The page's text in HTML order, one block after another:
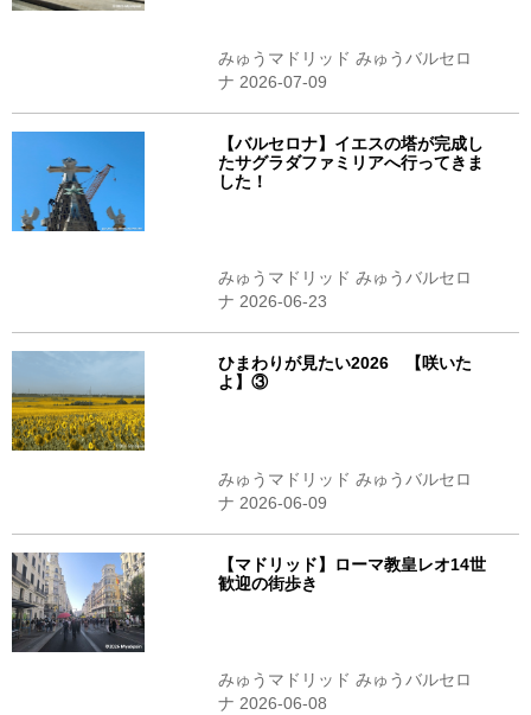
みゅうマドリッド みゅうバルセロ
ナ 2026-07-09
【バルセロナ】イエスの塔が完成し
たサグラダファミリアへ行ってきま
した！
みゅうマドリッド みゅうバルセロ
ナ 2026-06-23
ひまわりが見たい2026 【咲いた
よ】③
みゅうマドリッド みゅうバルセロ
ナ 2026-06-09
【マドリッド】ローマ教皇レオ14世
歓迎の街歩き
みゅうマドリッド みゅうバルセロ
ナ 2026-06-08